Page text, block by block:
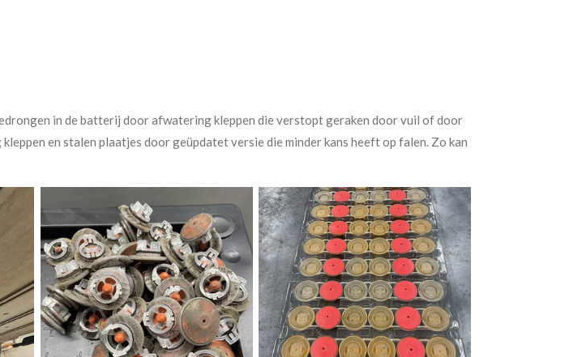
in de batterij door afwatering kleppen die verstopt geraken door vuil of door
en stalen plaatjes door geüpdatet versie die minder kans heeft op falen. Zo kan